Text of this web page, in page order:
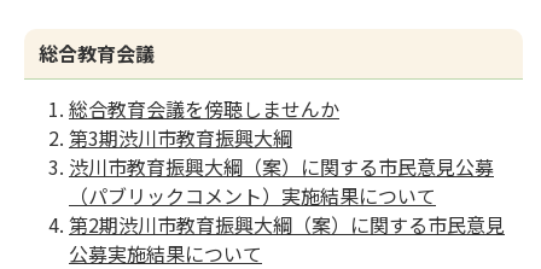
総合教育会議
総合教育会議を傍聴しませんか
第3期渋川市教育振興大綱
渋川市教育振興大綱（案）に関する市民意見公募
（パブリックコメント）実施結果について
第2期渋川市教育振興大綱（案）に関する市民意見
公募実施結果について